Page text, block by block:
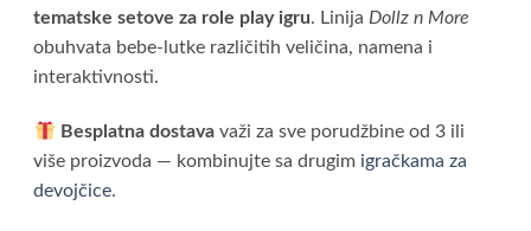
tematske setove za role play igru. LinijaDollz n More
obuhvata bebe-lutke različitih veličina, namena i
interaktivnosti.
Besplatna dostavavaži za sve porudžbine od 3 ili
više proizvoda — kombinujte sa drugim igračkama za
devojčice.